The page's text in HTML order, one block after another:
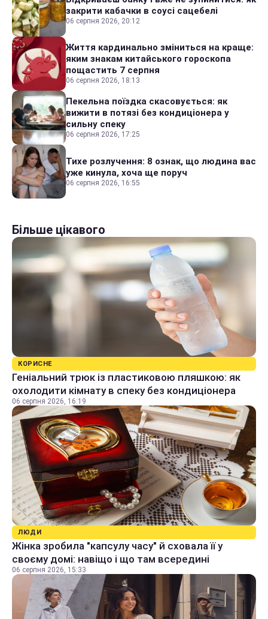
закрити кабачки в соусі сацебелі
06 серпня 2026, 20:12
Життя кардинально зміниться на краще:
яким знакам китайського гороскопа
пощастить 7 серпня
06 серпня 2026, 18:13
Пекельна поїздка скасовується: як
вижити в потязі без кондиціонера у
сильну спеку
06 серпня 2026, 17:25
Тихе розлучення: 8 ознак, що людина вас
уже кинула, хоча ще поруч
06 серпня 2026, 16:55
Більше цікавого
КОРИСНЕ
Геніальний трюк із пластиковою пляшкою: як
охолодити кімнату в спеку без кондиціонера
06 серпня 2026, 16:19
ЛЮДИ
Жінка зробила "капсулу часу" й сховала її у
своєму домі: навіщо і що там всередині
06 серпня 2026, 15:33